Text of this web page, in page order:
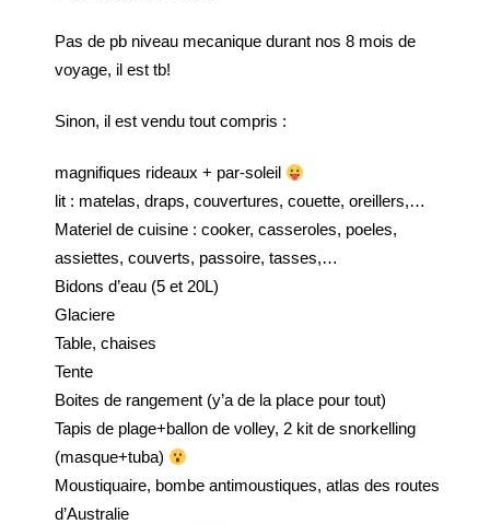
Pas de pb niveau mecanique durant nos 8 mois de
voyage, il est tb!
Sinon, il est vendu tout compris :
magnifiques rideaux + par-soleil
lit : matelas, draps, couvertures, couette, oreillers,…
Materiel de cuisine : cooker, casseroles, poeles,
assiettes, couverts, passoire, tasses,…
Bidons d’eau (5 et 20L)
Glaciere
Table, chaises
Tente
Boites de rangement (y’a de la place pour tout)
Tapis de plage+ballon de volley, 2 kit de snorkelling
(masque+tuba)
Moustiquaire, bombe antimoustiques, atlas des routes
d’Australie